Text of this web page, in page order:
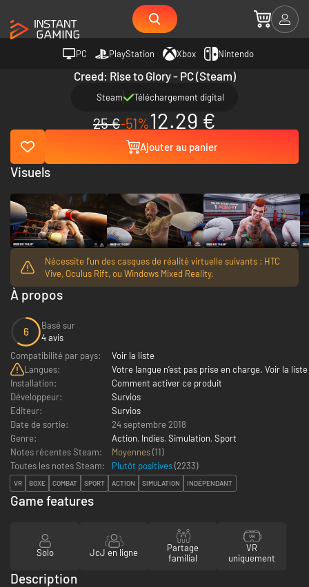
PC PlayStation Xbox Nintendo
Creed: Rise to Glory - PC (Steam)
Steam Téléchargement digital
25 €-51%12.29 €
Ajouter au panier
Nécessite l'un des casques de réalité virtuelle suivants : HTC
Vive, Oculus Rift, ou Windows Mixed Reality.
À propos
6
Basé sur
4 avis
Compatibilité par pays:
Voir la liste
Langues:
Votre langue n’est pas prise en charge. Voir la liste
Installation:
Comment activer ce produit
Développeur:
Survios
Editeur:
Survios
Date de sortie:
24 septembre 2018
Genre:
Action, Indies, Simulation, Sport
Notes récentes Steam:
Moyennes(11)
Toutes les notes Steam:
Plutôt positives(2233)
VR BOXE COMBAT SPORT ACTION SIMULATION INDÉPENDANT
Visuels
Game features
Solo JcJ en ligne
Partage
familial
VR
uniquement
Description